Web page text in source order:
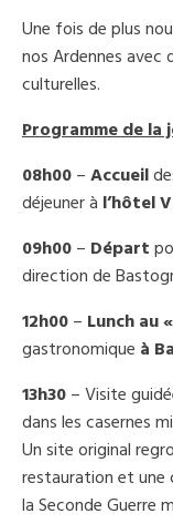
Une fois de plus
nos Ardennes
culturelles.
Programme de la
08h00–Accueil
déjeuner à l’hôtel
09h00– Départ
direction de
12h00– Lunch au
gastronomique à
13h30– Visite
dans les casernes
Un site original
restauration et une
la Seconde Guerre